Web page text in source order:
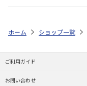
ホーム ショップ一覧
ご利用ガイド
お問い合わせ